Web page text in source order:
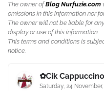
The owner ofBlog Nurfuzie.com
omissions in this information nor
The owner will not be liable for
display or use of this information.
This terms and conditions is
notice.
✿Cik
Saturday, 24 November,